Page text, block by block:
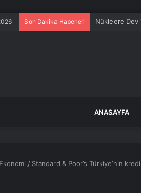
Son Dakika Haberleri Nükleere Dev
ANASAYFA
Ekonomi / Standard & Poor’s Türkiye’nin